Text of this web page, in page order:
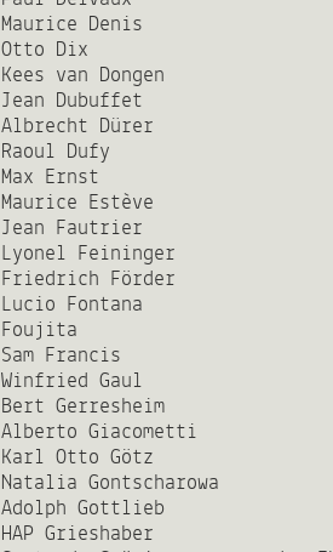
Maurice Denis
Otto Dix
Kees van Dongen
Jean Dubuffet
Albrecht Dürer
Raoul Dufy
Max Ernst
Maurice Estève
Jean Fautrier
Lyonel Feininger
Friedrich Förder
Lucio Fontana
Foujita
Sam Francis
Winfried Gaul
Bert Gerresheim
Alberto Giacometti
Karl Otto Götz
Natalia Gontscharowa
Adolph Gottlieb
HAP Grieshaber